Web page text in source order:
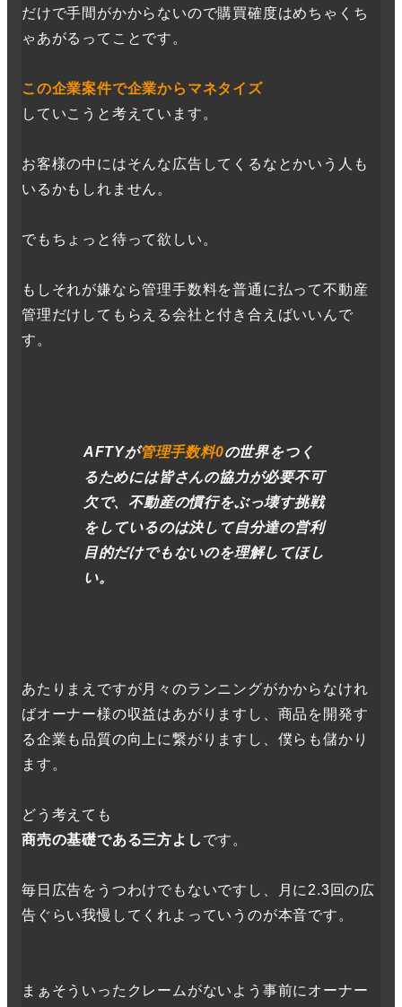
だけで手間がかからないので購買確度はめちゃくち
ゃあがるってことです。
この企業案件で企業からマネタイズ
していこうと考えています。
お客様の中にはそんな広告してくるなとかいう人も
いるかもしれません。
でもちょっと待って欲しい。
もしそれが嫌なら管理手数料を普通に払って不動産
管理だけしてもらえる会社と付き合えばいいんで
す。
AFTYが管理手数料0の世界をつく
るためには皆さんの協力が必要不可
欠で、不動産の慣行をぶっ壊す挑戦
をしているのは決して自分達の営利
目的だけでもないのを理解してほし
い。
あたりまえですが月々のランニングがかからなけれ
ばオーナー様の収益はあがりますし、商品を開発す
る企業も品質の向上に繋がりますし、僕らも儲かり
ます。
どう考えても
商売の基礎である三方よし です。
毎日広告をうつわけでもないですし、月に2.3回の広
告ぐらい我慢してくれよっていうのが本音です。
まぁそういったクレームがないよう事前にオーナー